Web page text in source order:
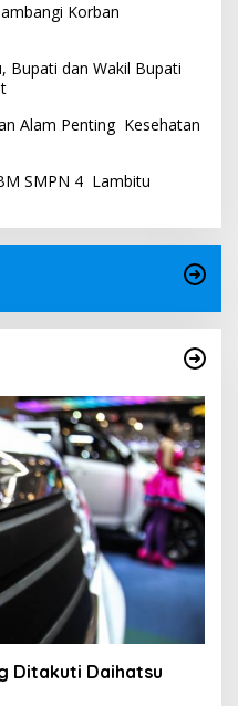
Korban
Bupati dan Wakil Bupati
Alam Penting Kesehatan
SMPN 4 Lambitu
Ditakuti Daihatsu